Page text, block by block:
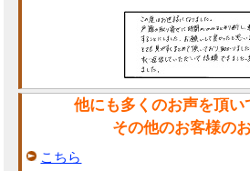
他にも多くのお声を頂い
その他のお客様のお
こちら